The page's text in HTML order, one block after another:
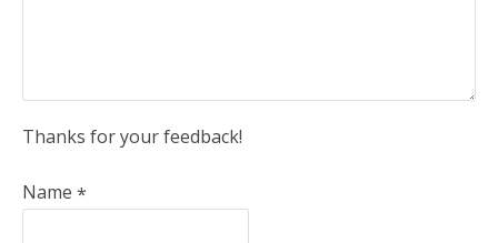
Thanks for your feedback!
Name *